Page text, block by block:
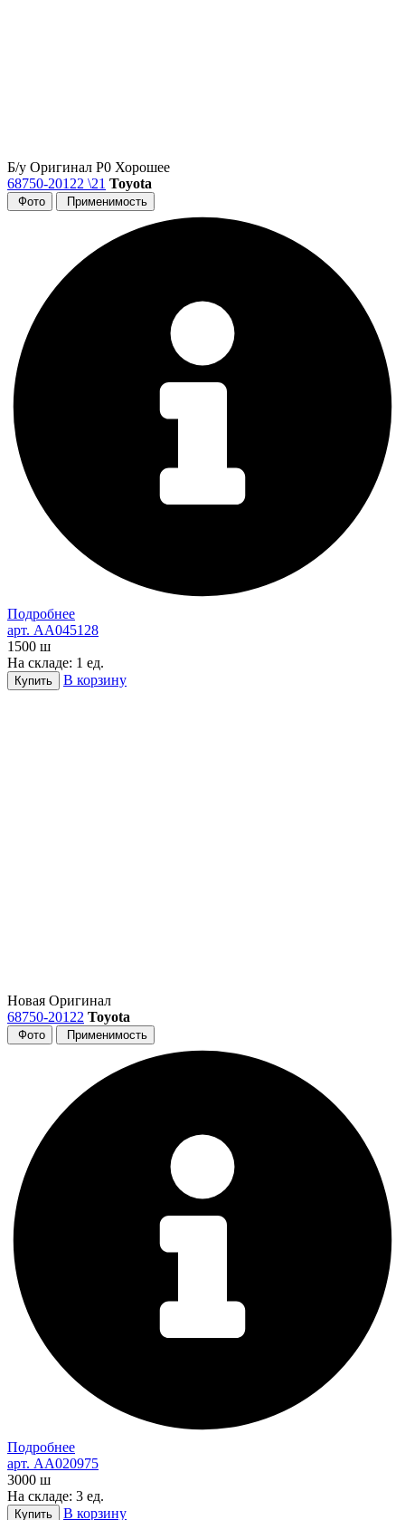
Б/у Оригинал Р0 Хорошее
68750-20122 \21 Toyota
Фото Применимость
Подробнее
арт. AA045128
1500 ш
На складе: 1 ед.
Купить В корзину
Новая Оригинал
68750-20122 Toyota
Фото Применимость
Подробнее
арт. AA020975
3000 ш
На складе: 3 ед.
Купить В корзину